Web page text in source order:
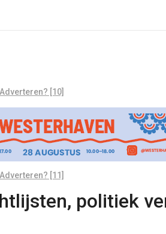
Adverteren? [10]
Adverteren? [11]
politiek